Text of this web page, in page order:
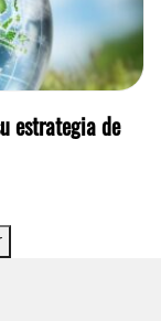
estrategia de